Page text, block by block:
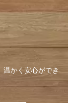
温かく安心ができ